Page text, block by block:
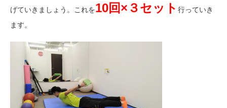
げていきましょう。これを10回×３セット 行っていき
ます。